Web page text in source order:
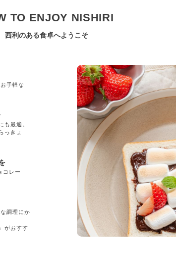
TO ENJOY NISHIRI
西利のある食卓へようこそ
手軽な
も最適。
っきょ
コレー
調理にか
がおすす